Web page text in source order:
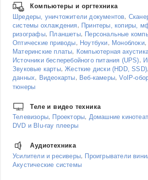
Компьютеры и оргтехника
Шредеры, уничтожители документов,
системы охлаждения, Принтеры, копиры,
ризографы, Планшеты, Персональные
Оптические приводы, Ноутбуки, Моноблоки,
Материнские платы, Компьютерная
Источники бесперебойного питания (UPS),
Звуковые карты,Жесткие диски (HDD, SSD),
данных, Видеокарты, Веб-камеры,VoIP-
тюнеры
Теле и видео техника
Телевизоры, Проекторы, Домашние
DVD и Blu-ray плееры
Аудиотехника
Усилители и ресиверы
Проигрыватели
Акустические системы